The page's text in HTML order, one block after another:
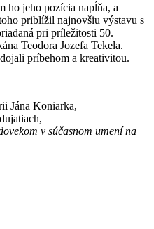
ho jeho pozícia napĺňa, a
priblížil najnovšiu výstavu s
pri príležitosti 50.
Teodora Jozefa Tekela.
príbehom a kreativitou.
Jána Koniarka,
v súčasnom umení na